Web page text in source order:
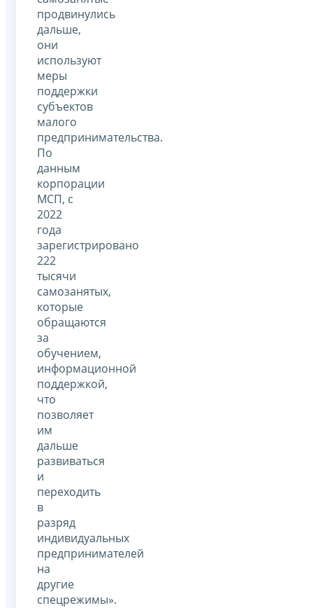
продвинулись
дальше,
они
используют
меры
поддержки
субъектов
малого
предпринимательства.
По
данным
корпорации
МСП, с
2022
года
зарегистрировано
222
тысячи
самозанятых,
которые
обращаются
за
обучением,
информационной
поддержкой,
что
позволяет
им
дальше
развиваться
и
переходить
в
разряд
индивидуальных
предпринимателей
на
другие
спецрежимы».